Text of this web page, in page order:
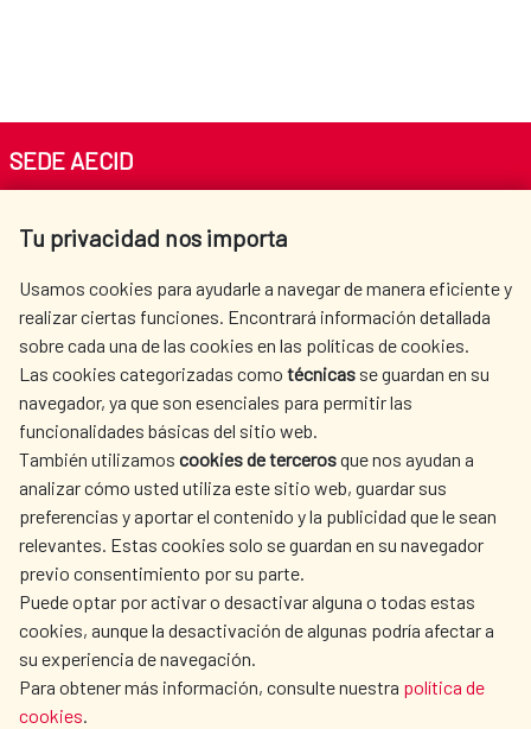
Tu privacidad nos importa
Usamos cookies para ayudarle a navegar de manera eficiente y
realizar ciertas funciones. Encontrará información detallada
sobre cada una de las cookies en las políticas de cookies.
Las cookies categorizadas como técnicas se guardan en su
navegador, ya que son esenciales para permitir las
funcionalidades básicas del sitio web.
También utilizamos cookies de tercerosque nos ayudan a
analizar cómo usted utiliza este sitio web, guardar sus
preferencias y aportar el contenido y la publicidad que le sean
relevantes. Estas cookies solo se guardan en su navegador
previo consentimiento por su parte.
Puede optar por activar o desactivar alguna o todas estas
cookies, aunque la desactivación de algunas podría afectar a
su experiencia de navegación.
Para obtener más información, consulte nuestra política de
cookies.
SEDE AECID
Tel. +34 900 20 30 54​​​​​​​
AECID
WHERE DO WE COOPERATE?
SPANISH HUMANITARIAN
ACTION
PRESS ROOM
CULTURE AND SCIENCE LIBRARY
OUR SOCIAL MEDIA